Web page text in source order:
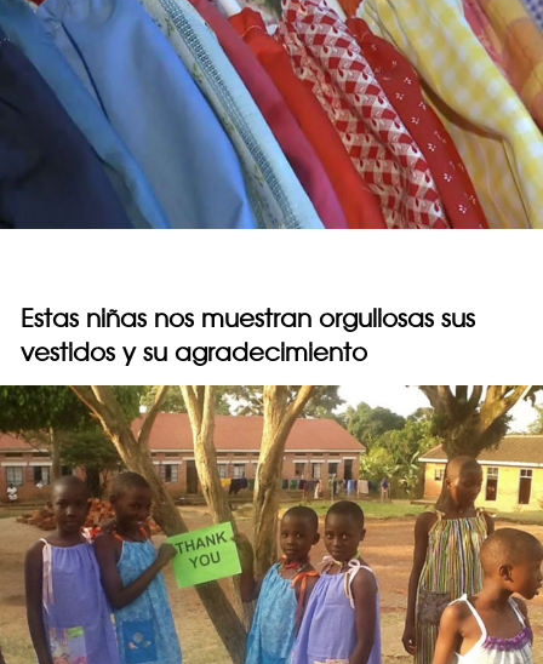
Estas niñas nos muestran orgullosas sus
vestidos y su agradecimiento